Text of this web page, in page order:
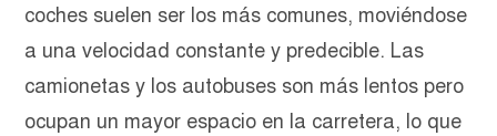
coches suelen ser los más comunes, moviéndose
a una velocidad constante y predecible. Las
camionetas y los autobuses son más lentos pero
ocupan un mayor espacio en la carretera, lo que